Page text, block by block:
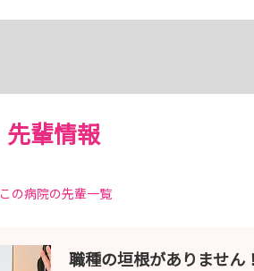
先輩情報
この病院の先輩一覧
職種の垣根がありません！